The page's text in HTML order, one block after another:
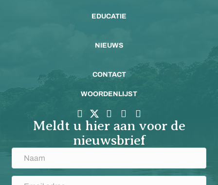
EDUCATIE
NIEUWS
CONTACT
WOORDENLIJST
Meldt u hier aan voor de
nieuwsbrief